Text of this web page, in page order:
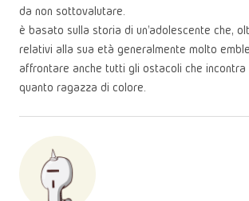
da non sottovalutare.
è basato sulla storia di un'adolescente che,
relativi alla sua età generalmente molto
affrontare anche tutti gli ostacoli che incontra
quanto ragazza di colore.